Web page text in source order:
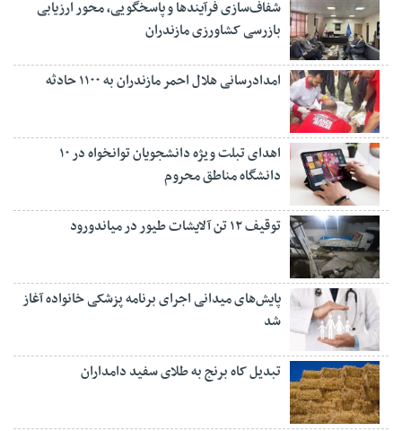
شفاف‌سازی فرآیند‌ها و پاسخگویی، محور ارزیابی
بازرسی کشاورزی مازندران
امدادرسانی هلال احمر مازندران به ۱۱۰۰ حادثه
اهدای تبلت ویژه دانشجویان توانخواه در ۱۰
دانشگاه مناطق محروم
توقیف ۱۲ تن آلایشات طیور در میاندورود
پایش‌های میدانی اجرای برنامه پزشکی خانواده آغاز
شد
تبدیل کاه برنج به طلای سفید دامداران